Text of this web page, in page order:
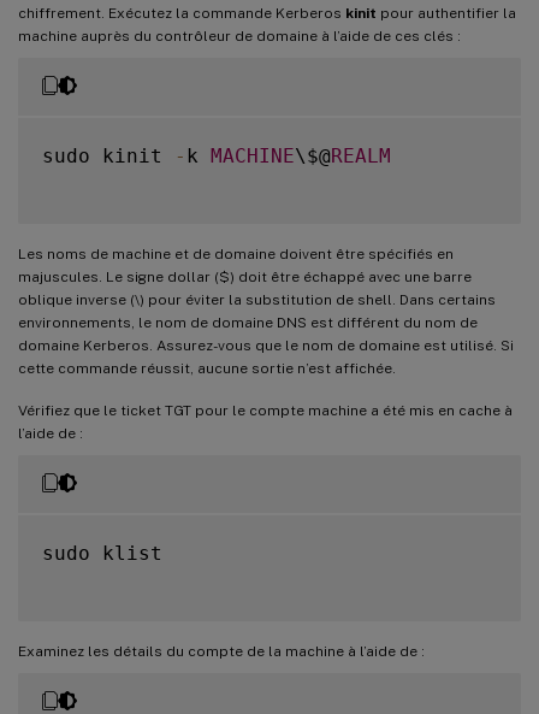
chiffrement. Exécutez la commande Kerberos kinit pour authentifier la
machine auprès du contrôleur de domaine à l’aide de ces clés :
sudo kinit - k MACHINE\$@REALM
Les noms de machine et de domaine doivent être spécifiés en
majuscules. Le signe dollar ($) doit être échappé avec une barre
oblique inverse (\) pour éviter la substitution de shell. Dans certains
environnements, le nom de domaine DNS est différent du nom de
domaine Kerberos. Assurez-vous que le nom de domaine est utilisé. Si
cette commande réussit, aucune sortie n’est affichée.
Vérifiez que le ticket TGT pour le compte machine a été mis en cache à
l’aide de :
sudo klist
Examinez les détails du compte de la machine à l’aide de :